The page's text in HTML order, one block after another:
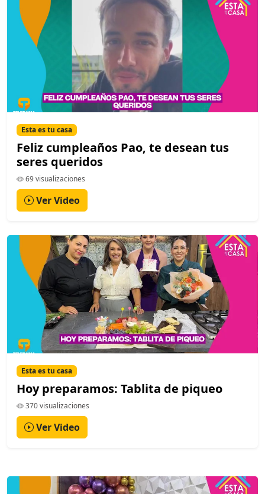
Esta es tu casa
Feliz cumpleaños Pao, te desean tus
seres queridos
69 visualizaciones
Ver Video
Esta es tu casa
Hoy preparamos: Tablita de piqueo
370 visualizaciones
Ver Video